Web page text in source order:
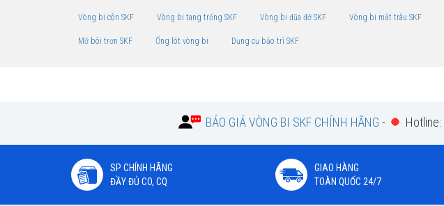
Vòng bi côn SKF Vòng bi tang trống SKF Vòng bi đũa đỡ SKF Vòng bi mắt trâu SKF
Mỡ bôi trơn SKF Ống lót vòng bi Dụng cụ bảo trì SKF
BÁO GIÁ VÒNG BI SKF CHÍNH HÃNG - Hotline:
SP CHÍNH HÃNG
ĐẦY ĐỦ CO, CQ
GIAO HÀNG
TOÀN QUỐC 24/7